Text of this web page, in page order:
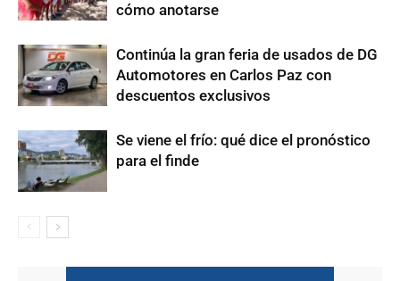
cómo anotarse
Continúa la gran feria de usados de DG
Automotores en Carlos Paz con
descuentos exclusivos
Se viene el frío: qué dice el pronóstico
para el finde